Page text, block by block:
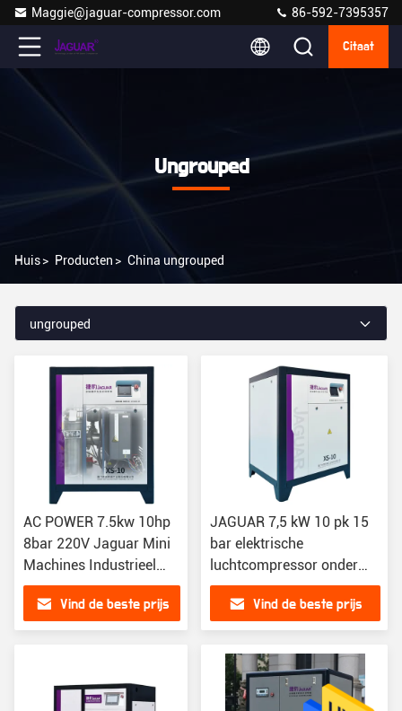
Maggie@jaguar-compressor.com 86-592-7395357
Citaat
Ungrouped
Huis> Producten > China ungrouped
ungrouped
AC POWER 7.5kw 10hp
8bar 220V Jaguar Mini
Machines Industrieel
schroeftype
luchtcompressor
Vind de beste prijs
JAGUAR 7,5 kW 10 pk 15
bar elektrische
luchtcompressor onder
hoge druk voor industriële
werkplaatsen
Vind de beste prijs